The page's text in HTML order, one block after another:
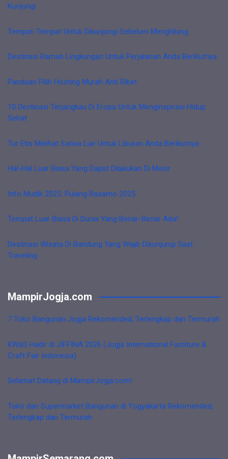
Kunjungi
Tempat-Tempat Untuk Dikunjungi Sebelum Menghilang
Destinasi Ramah Lingkungan Untuk Perjalanan Anda Berikutnya
Panduan Pilih Hosting Murah Anti Ribet
10 Destinasi Terjangkau Di Eropa Untuk Menginspirasi Hidup
Sehat
Tur Etis Melihat Satwa Liar Untuk Liburan Anda Berikutnya
Hal-Hal Luar Biasa Yang Dapat Dilakukan Di Mesir
Info Mudik 2025: Pulang Basamo 2025
Tempat Luar Biasa Di Dunia Yang Benar-Benar Ada!
Destinasi Wisata Di Bandung Yang Wajib Dikunjungi Saat
Traveling
MampirJogja.com
7 Toko Bangunan Jogja Rekomended, Terlengkap dan Termurah
KWaS Hadir di JIFFINA 2026 (Jogja International Furniture &
Craft Fair Indonesia)
Selamat Datang di MampirJogja.com!
Toko dan Supermarket Bangunan di Yogyakarta Rekomended,
Terlengkap dan Termurah